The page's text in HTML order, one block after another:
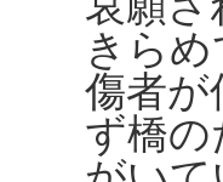
きら
傷者が
ず橋の